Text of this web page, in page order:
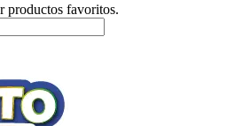
productos favoritos.